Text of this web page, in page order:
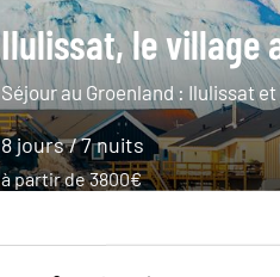
Ilulissat, le village
Séjour au Groenland : Ilulissat et
8 jours / 7 nuits
à partir de 3800€